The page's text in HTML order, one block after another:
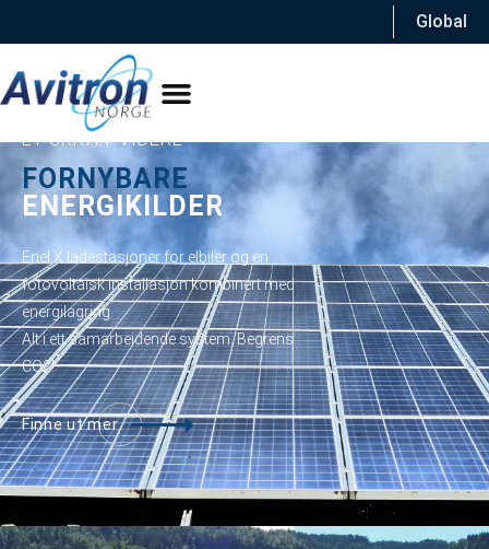
Global
ET SKRITT VIDERE
FORNYBARE
ENERGIKILDER
Enel X ladestasjoner for elbiler og en
fotovoltaisk installasjon kombinert med
energilagring.
Alt i ett samarbeidende system. Begrens
CO2!
Finne ut mer